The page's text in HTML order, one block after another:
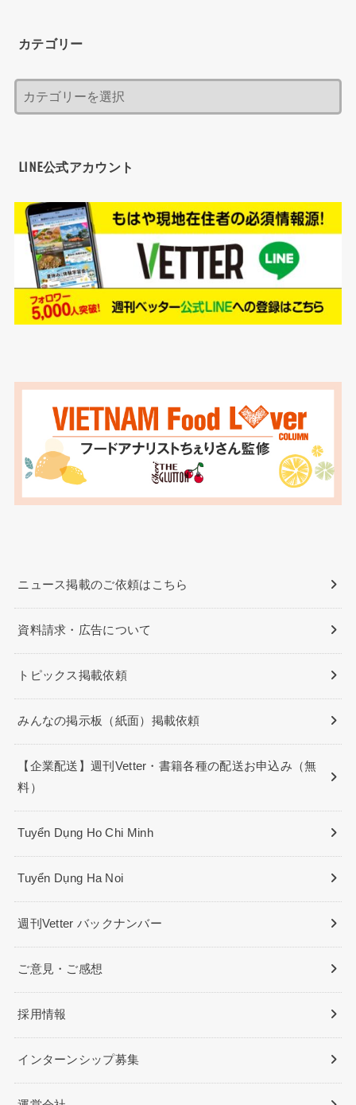
カテゴリー
LINE公式アカウント
ニュース掲載のご依頼はこちら
資料請求・広告について
トピックス掲載依頼
みんなの掲示板（紙面）掲載依頼
【企業配送】週刊Vetter・書籍各種の配送お申込み（無
料）
Tuyển Dụng Ho Chi Minh
Tuyển Dụng Ha Noi
週刊Vetter バックナンバー
ご意見・ご感想
採用情報
インターンシップ募集